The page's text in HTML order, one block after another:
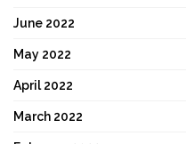
June 2022
May 2022
April 2022
March 2022